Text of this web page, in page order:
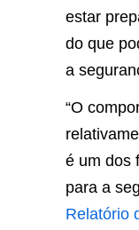
estar
do que
a
“O
é um dos
para a
Relatório